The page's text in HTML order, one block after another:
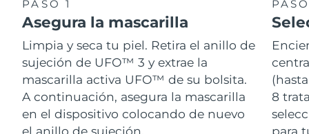
PASO 1
Asegura la mascarilla
Limpia y seca tu piel. Retira el anillo de
sujeción de UFO™ 3 y extrae la
mascarilla activa UFO™ de su bolsita.
A continuación, asegura la mascarilla
en el dispositivo colocando de nuevo
el anillo de sujeción.
8
para